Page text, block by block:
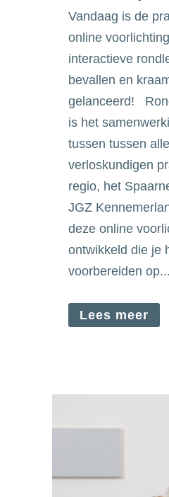
Vandaag is de
online
interactieve
bevallen en
gelanceerd!
is het
tussen tussen alle
verloskundigen
regio, het
JGZ
deze online
ontwikkeld die je
voorbereiden op...
Lees meer